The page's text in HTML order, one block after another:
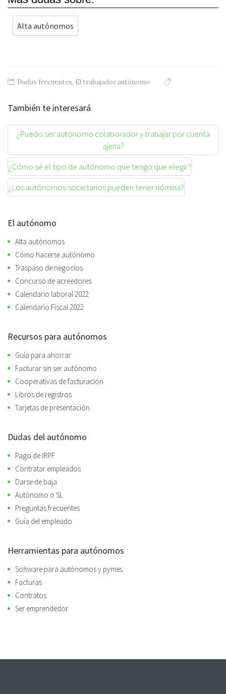
Alta autónomos
Dudas frecuentes, El trabajador autónomo
También te interesará
¿Puedo ser autónomo colaborador y trabajar por cuenta
ajena?
¿Cómo sé el tipo de autónomo que tengo que elegir?
¿Los autónomos societarios pueden tener nómina?
El autónomo
Alta autónomos
Cómo hacerse autónomo
Traspaso de negocios
Concurso de acreedores
Calendario laboral 2022
Calendario Fiscal 2022
Recursos para autónomos
Guía para ahorrar
Facturar sin ser autónomo
Cooperativas de facturación
Libros de registros
Tarjetas de presentación
Dudas del autónomo
Pago de IRPF
Contratar empleados
Darse de baja
Autónomo o SL
Preguntas frecuentes
Guía del empleado
Herramientas para autónomos
Software para autónomos y pymes
Facturas
Contratos
Ser emprendedor